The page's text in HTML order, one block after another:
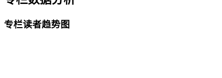
专栏读者趋势图